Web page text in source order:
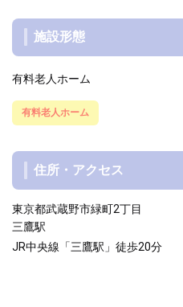
施設形態
有料老人ホーム
有料老人ホーム
住所・アクセス
東京都武蔵野市緑町2丁目
三鷹駅
JR中央線「三鷹駅」徒歩20分